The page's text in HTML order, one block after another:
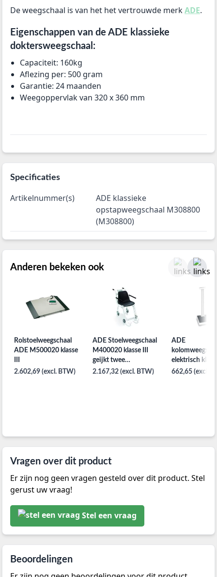
De weegschaal is van het het vertrouwde merkADE.
Eigenschappen van de ADE klassieke
doktersweegschaal:
Capaciteit: 160kg
Aflezing per: 500 gram
Garantie: 24 maanden
Weegoppervlak van 320 x 360 mm
Specificaties
Artikelnummer(s)
ADE klassieke
opstapweegschaal M308800
(M308800)
Anderen bekeken ook
Rolstoelweegschaal
ADE M500020 klasse
2.602,69 (excl. BTW)
ADE Stoelweegschaal
M400020 klasse III
geijkt twee
zwenkwielen
2.167,32 (excl. BTW)
ADE
elektrisch
662,65 (excl.
Vragen over dit product
Er zijn nog geen vragen gesteld over dit product. Stel
gerust uw vraag!
Stel een vraag
Beoordelingen